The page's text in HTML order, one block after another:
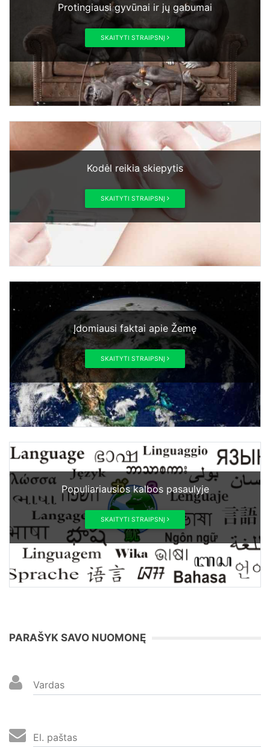
Protingiausi gyvūnai ir jų gabumai
SKAITYTI STRAIPSNĮ
Kodėl reikia skiepytis
SKAITYTI STRAIPSNĮ
Įdomiausi faktai apie Žemę
SKAITYTI STRAIPSNĮ
Populiariausios kalbos pasaulyje
SKAITYTI STRAIPSNĮ
PARAŠYK SAVO NUOMONĘ
Vardas
El. paštas